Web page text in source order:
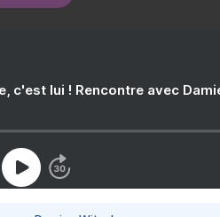
c'est lui ! Rencontre avec